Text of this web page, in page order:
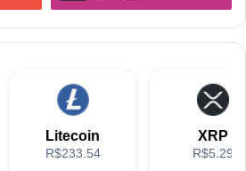
Litecoin
R$233.54
XRP
R$5.29